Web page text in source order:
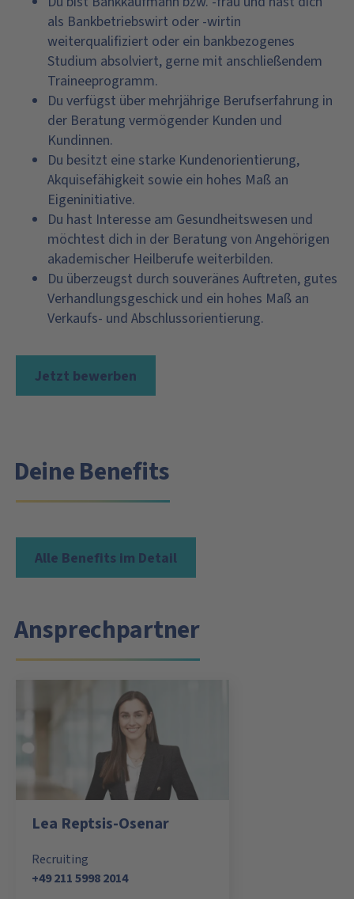
als Bankbetriebswirt oder -wirtin
weiterqualifiziert oder ein bankbezogenes
Studium absolviert, gerne mit anschließendem
Traineeprogramm.
Du verfügst über mehrjährige Berufserfahrung in
der Beratung vermögender Kunden und
Kundinnen.
Du besitzt eine starke Kundenorientierung,
Akquisefähigkeit sowie ein hohes Maß an
Eigeninitiative.
Du hast Interesse am Gesundheitswesen und
möchtest dich in der Beratung von Angehörigen
akademischer Heilberufe weiterbilden.
Du überzeugst durch souveränes Auftreten, gutes
Verhandlungsgeschick und ein hohes Maß an
Verkaufs- und Abschlussorientierung.
Jetzt bewerben
Deine Benefits
Alle Benefits im Detail
Ansprechpartner
Lea Reptsis-Osenar
Recruiting
+49 211 5998 2014